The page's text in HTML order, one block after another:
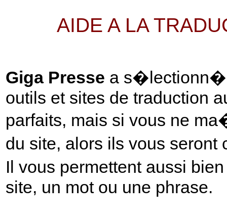
AIDE A LA
Giga Presse a s�lectionn�
outils et sites de traduction
parfaits, mais si vous ne
du site, alors ils vous
Il vous permettent aussi
site, un mot ou une phrase.